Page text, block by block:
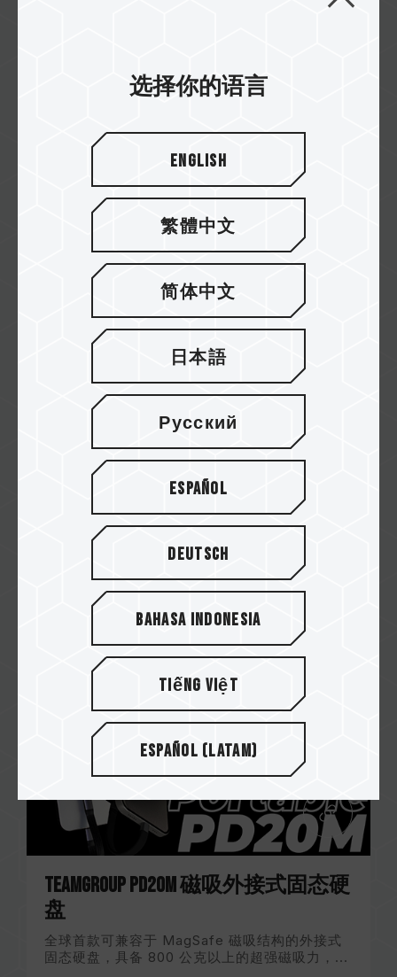
TEAMGROUP Model T USB 3.2 Gen 1 U盘，
专为新能源电动汽车设计，支持USB行车记录...
Related Product
#TEAMGROUP Model T USB 3.2 Gen 1 U盘
什么是S.M.A.R.T系统？ 它是如何管
理监控硬盘健康状况呢？
带您了解 S.M.A.R.T 的含义，还有它在监控硬碟
健康方面，会起到什么关键作用。
Related Product
#SSD S.M.A.R.T. TOOL
TEAMGROUP PD20M 磁吸外接式固态硬
盘
全球首款可兼容于 MagSafe 磁吸结构的外接式
固态硬盘，具备 800 公克以上的超强磁吸力，...
选择你的语言
English
繁體中文
简体中文
日本語
Русский
Español
Deutsch
Bahasa Indonesia
Tiếng Việt
Español (Latam)